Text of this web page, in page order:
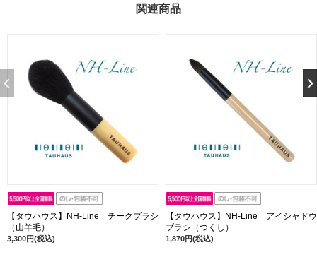
関連商品
【タウハウス】NH-Line チークブラシ
（山羊毛）
3,300円(税込)
【タウハウス】NH-Line アイシャドウ
ブラシ（つくし）
1,870円(税込)